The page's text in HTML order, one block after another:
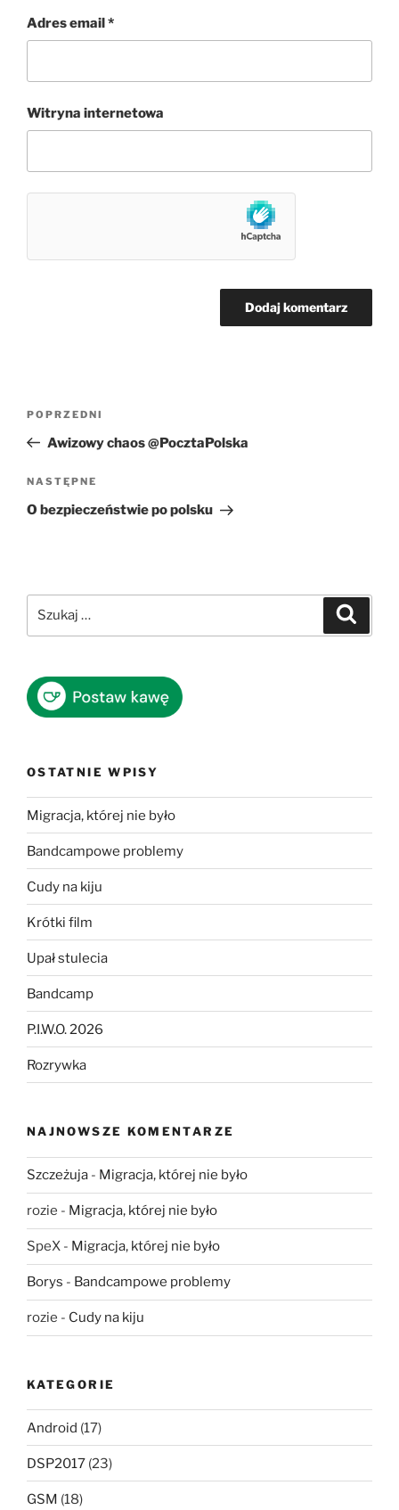
Adres email*
Witryna internetowa
Nawigacja
Poprzedni
wpis
POPRZEDNI
Awizowy chaos @PocztaPolska
Następny
wpis
NASTĘPNE
O bezpieczeństwie po polsku
OSTATNIE WPISY
Migracja, której nie było
Bandcampowe problemy
Cudy na kiju
Krótki film
Upał stulecia
Bandcamp
P.I.W.O. 2026
Rozrywka
NAJNOWSZE KOMENTARZE
Szczeżuja - Migracja, której nie było
rozie - Migracja, której nie było
SpeX - Migracja, której nie było
Borys - Bandcampowe problemy
rozie - Cudy na kiju
KATEGORIE
Android (17)
DSP2017 (23)
GSM (18)